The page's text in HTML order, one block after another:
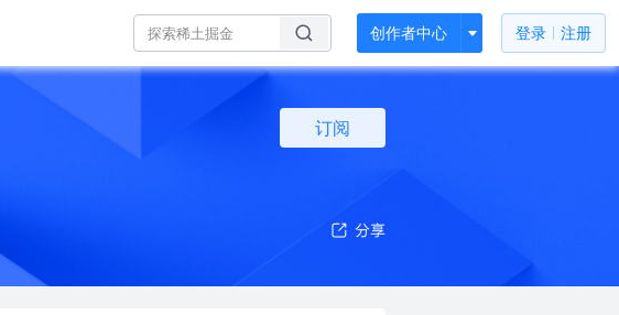
创作者中心 登录 注册
订阅